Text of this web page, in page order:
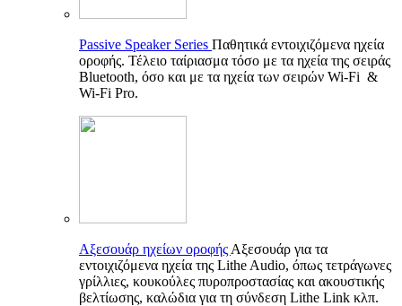
Passive Speaker Series Παθητικά εντοιχιζόμενα ηχεία
οροφής. Τέλειο ταίριασμα τόσο με τα ηχεία της σειράς
Bluetooth, όσο και με τα ηχεία των σειρών Wi-Fi &
Wi-Fi Pro.
Αξεσουάρ ηχείων οροφής Αξεσουάρ για τα
εντοιχιζόμενα ηχεία της Lithe Audio, όπως τετράγωνες
γρίλλιες, κουκούλες πυροπροστασίας και ακουστικής
βελτίωσης, καλώδια για τη σύνδεση Lithe Link κλπ.